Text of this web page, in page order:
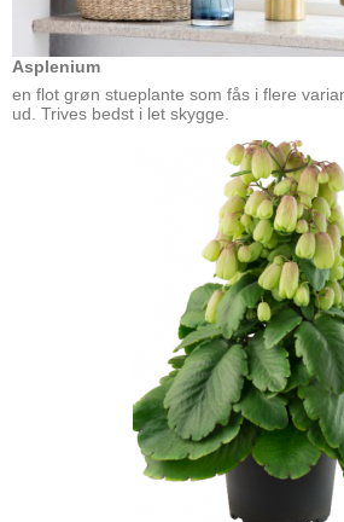
Asplenium
en flot grøn stueplante som fås i flere
ud. Trives bedst i let skygge.